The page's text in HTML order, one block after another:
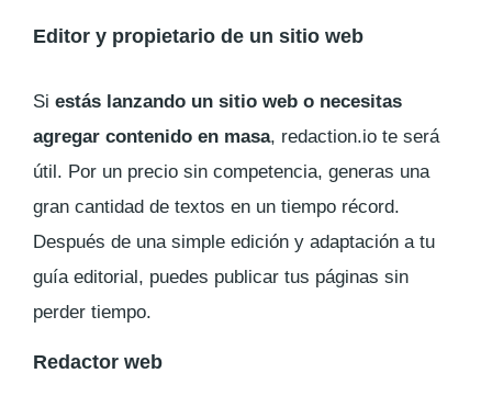
Editor y propietario de un sitio web
Si estás lanzando un sitio web o necesitas
agregar contenido en masa, redaction.io te será
útil. Por un precio sin competencia, generas una
gran cantidad de textos en un tiempo récord.
Después de una simple edición y adaptación a tu
guía editorial, puedes publicar tus páginas sin
perder tiempo.
Redactor web